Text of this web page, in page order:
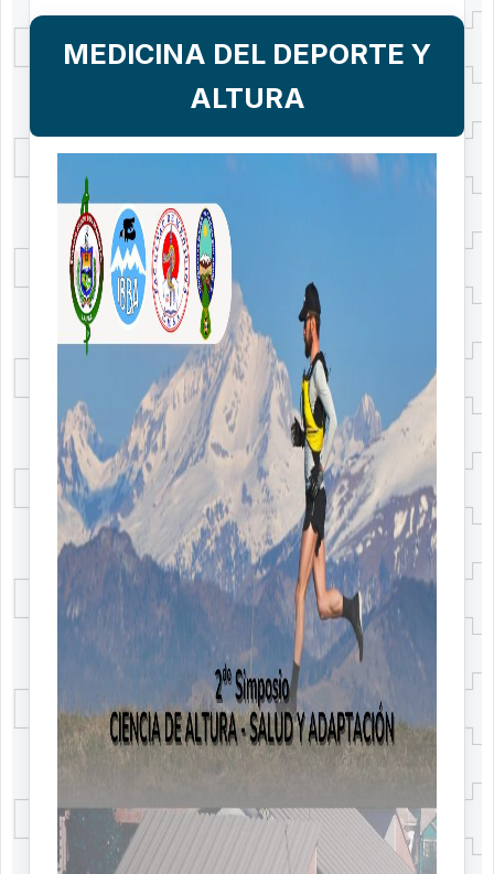
MEDICINA DEL DEPORTE Y
ALTURA